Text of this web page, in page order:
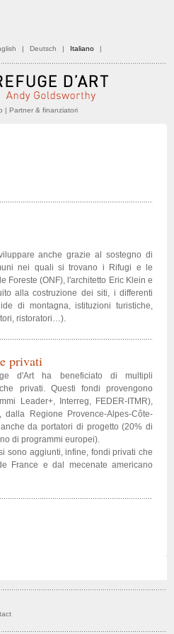
| Deutsch | Italiano |
| Partner & finanziatori
anche grazie al sostegno di
nei quali si trovano i Rifugi e le
Foreste (ONF), l'architetto Eric Klein e
alla costruzione dei siti, i differenti
di montagna, istituzioni turistiche,
ristoratori…).
privati
d'Art ha beneficiato di multipli
privati. Questi fondi provengono
Leader+, Interreg, FEDER-ITMR),
Regione Provence-Alpes-Côte-
da portatori di progetto (20% di
di programmi europei).
sono aggiunti, infine, fondi privati che
France e dal mecenate americano